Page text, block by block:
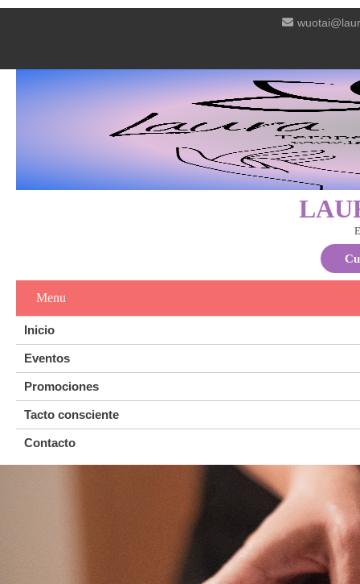
Menu
Inicio
Eventos
Promociones
Tacto consciente
Contacto